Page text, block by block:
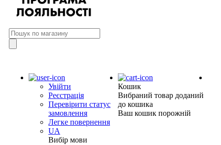
Увійти
Реєстрація
Перевірити статус
замовлення
Легке повернення
UA
Вибір мови
Кошик
Вибраний товар доданий
до кошика
Ваш кошик порожній